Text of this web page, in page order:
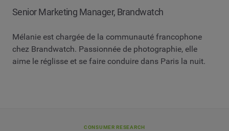
Senior Marketing Manager, Brandwatch
Mélanie est chargée de la communauté francophone
chez Brandwatch. Passionnée de photographie, elle
aime le réglisse et se faire conduire dans Paris la nuit.
CONSUMER RESEARCH